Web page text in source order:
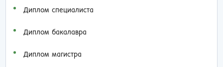
Диплом специалиста
Диплом бакалавра
Диплом магистра